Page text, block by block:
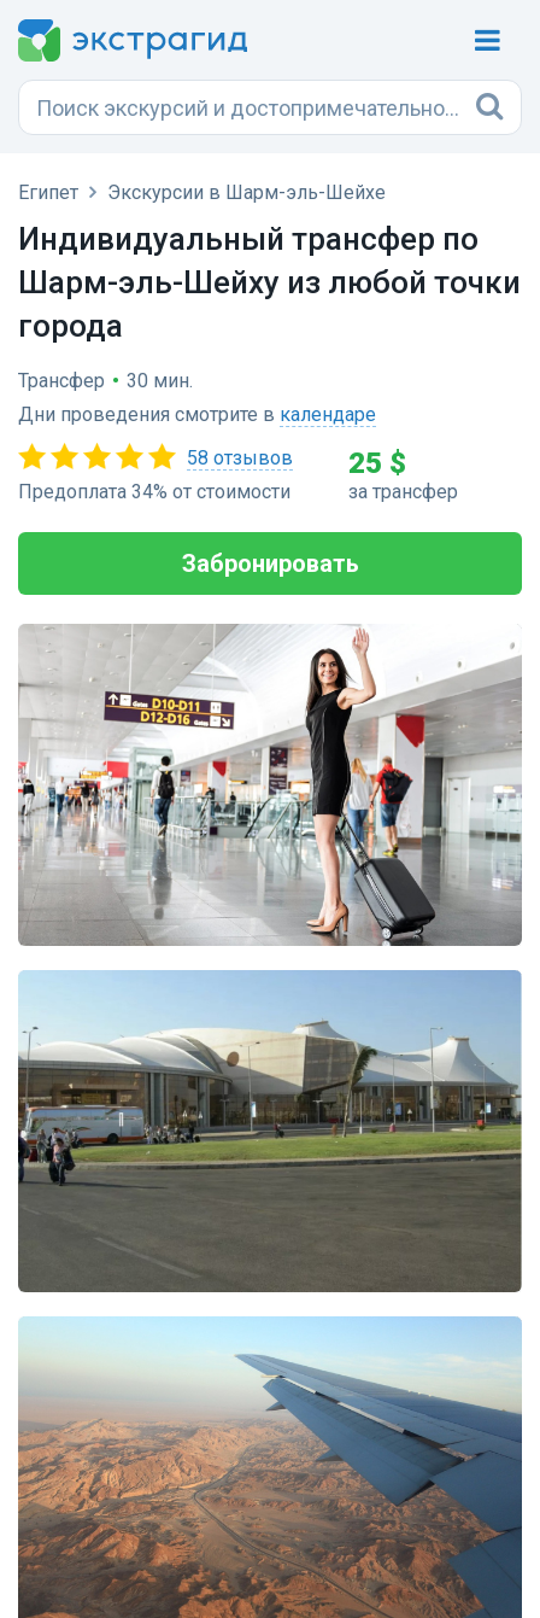
Египет Экскурсии в Шарм-эль-Шейхе
Индивидуальный трансфер по
Шарм-эль-Шейху из любой точки
города
Трансфер • 30 мин.
Дни проведения смотрите в календаре
58 отзывов
Предоплата 34% от стоимости
25 $
за трансфер
Забронировать